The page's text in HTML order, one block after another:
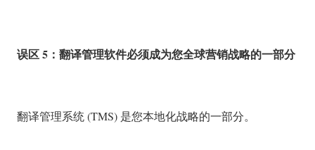
误区 5：翻译管理软件必须成为您全球营销战略的一部分
翻译管理系统 (TMS) 是您本地化战略的一部分。